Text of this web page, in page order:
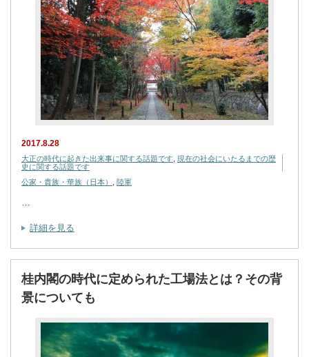
2017.8.28
大正の時代に起きた出来事に関する話題です 現在の社会にいたるまでの歴
史に関する話題です
公家・貴族・華族（日本）
陸軍
詳細を見る
桂内閣の時代に定められた工場法とは？その背
景についても